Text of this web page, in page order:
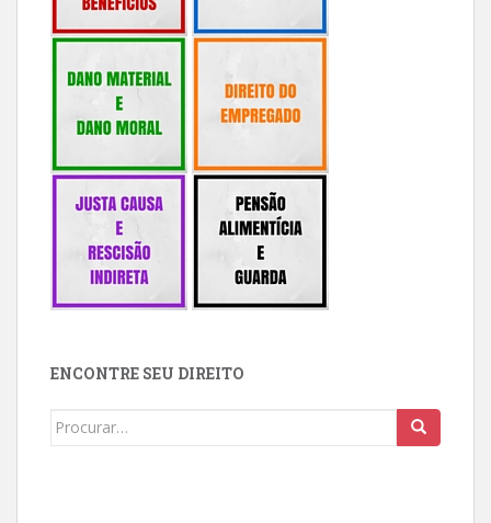
ENCONTRE SEU DIREITO
Buscar: